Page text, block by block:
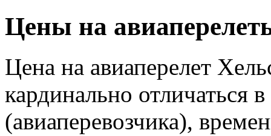
Цены на
Цена на авиаперелет
кардинально отличаться
(авиаперевозчика),